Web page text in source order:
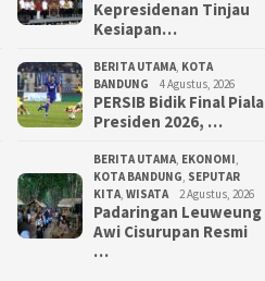
Kepresidenan Tinjau
Kesiapan…
BERITA UTAMA, KOTA
BANDUNG
4 Agustus, 2026
PERSIB Bidik Final Piala
Presiden 2026, …
BERITA UTAMA, EKONOMI,
KOTA BANDUNG, SEPUTAR
KITA, WISATA 2 Agustus, 2026
Padaringan Leuweung
Awi Cisurupan Resmi
…